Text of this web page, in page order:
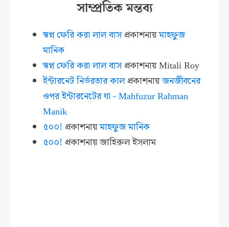
সাম্প্রতিক মন্তব্য
স্বপ্ন ফেরি করা লাল বাসপ্রকাশনায়মাহফুজ
মানিক
স্বপ্ন ফেরি করা লাল বাসপ্রকাশনায়Mitali Roy
ইন্টারনেট নির্ভরতার কালপ্রকাশনায়জনজীবনের
ওপর ইন্টারনেটের ঘা - Mahfuzur Rahman
Manik
৫০০! প্রকাশনায়মাহফুজ মানিক
৫০০! প্রকাশনায়জাহিরুল ইসলাম